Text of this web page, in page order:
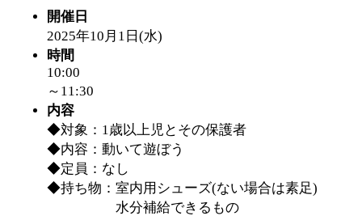
～」 受付期間：～
「子育て講座「ばん
2026/07/10～2026/08/
「子育て交流広場「
間：2026/07/13～
開催日
2025年10月1日(水)
時間
10:00
～11:30
内容
◆対象：1歳以上児とその保護者
◆内容：動いて遊ぼう
◆定員：なし
◆持ち物：室内用シューズ(ない場合は素足)
水分補給できるもの